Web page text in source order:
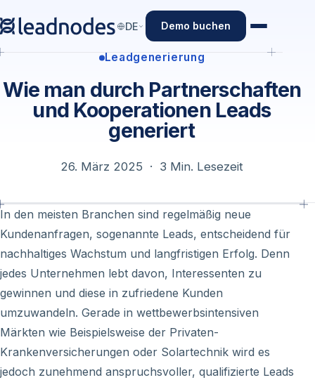
DE Demo buchen
Leadgenerierung
Wie man durch Partnerschaften
und Kooperationen Leads
generiert
26. März 2025 · 3 Min. Lesezeit
In den meisten Branchen sind regelmäßig neue
Kundenanfragen, sogenannte Leads, entscheidend für
nachhaltiges Wachstum und langfristigen Erfolg. Denn
jedes Unternehmen lebt davon, Interessenten zu
gewinnen und diese in zufriedene Kunden
umzuwandeln. Gerade in wettbewerbsintensiven
Märkten wie Beispielsweise der Privaten-
Krankenversicherungen oder Solartechnik wird es
jedoch zunehmend anspruchsvoller, qualifizierte Leads